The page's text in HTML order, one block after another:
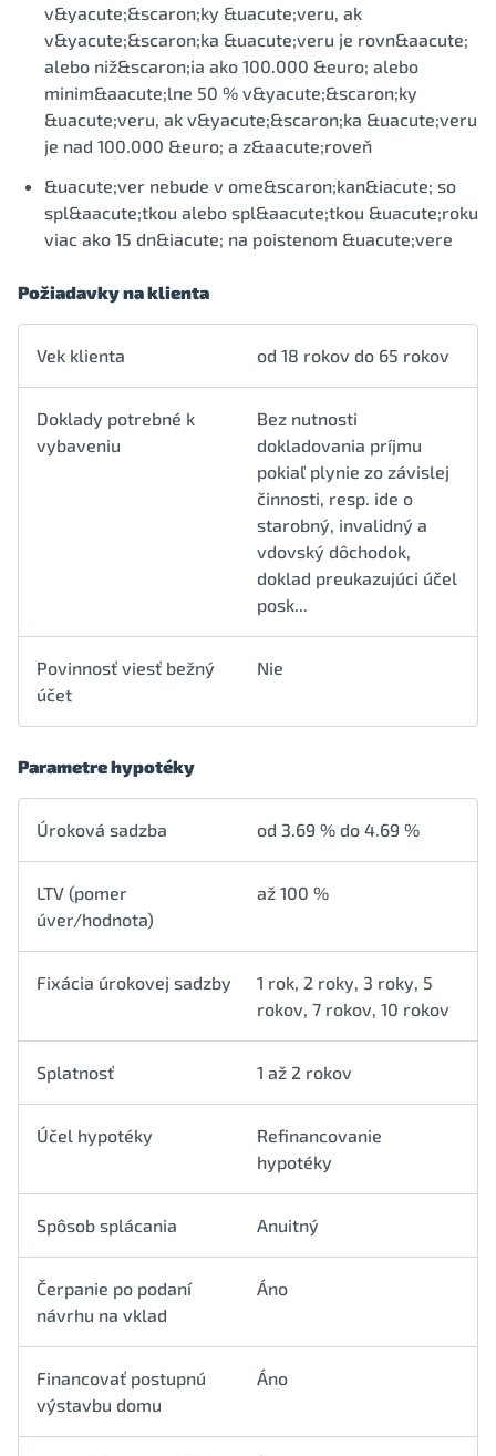
v&yacute;&scaron;ky &uacute;veru, ak
v&yacute;&scaron;ka &uacute;veru je rovn&aacute;
alebo niž&scaron;ia ako 100.000 &euro; alebo
minim&aacute;lne 50 % v&yacute;&scaron;ky
&uacute;veru, ak v&yacute;&scaron;ka &uacute;veru
je nad 100.000 &euro; a z&aacute;roveň
&uacute;ver nebude v ome&scaron;kan&iacute; so
spl&aacute;tkou alebo spl&aacute;tkou &uacute;roku
viac ako 15 dn&iacute; na poistenom &uacute;vere
Požiadavky na klienta
Vek klienta od 18 rokov do 65 rokov
Doklady potrebné k
vybaveniu
Bez nutnosti
dokladovania príjmu
pokiaľ plynie zo závislej
činnosti, resp. ide o
starobný, invalidný a
vdovský dôchodok,
doklad preukazujúci účel
posk...
Povinnosť viesť bežný
účet
Nie
Parametre hypotéky
Úroková sadzba od 3.69 % do 4.69 %
LTV (pomer
úver/hodnota)
až 100 %
Fixácia úrokovej sadzby
1 rok, 2 roky, 3 roky, 5
rokov, 7 rokov, 10 rokov
Splatnosť 1 až 2 rokov
Účel hypotéky
Refinancovanie
hypotéky
Spôsob splácania Anuitný
Čerpanie po podaní
návrhu na vklad
Áno
Financovať postupnú
výstavbu domu
Áno